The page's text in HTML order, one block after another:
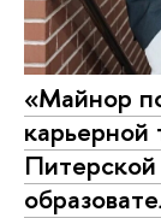
«Майнор
карьерной